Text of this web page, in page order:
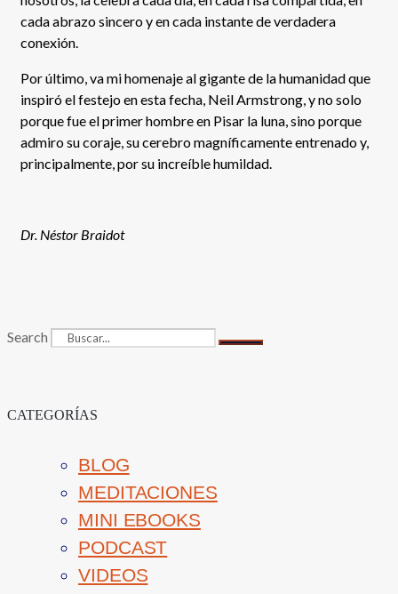
cada abrazo sincero y en cada instante de verdadera
conexión.
Por último, va mi homenaje al gigante de la humanidad que
inspiró el festejo en esta fecha, Neil Armstrong, y no solo
porque fue el primer hombre en Pisar la luna, sino porque
admiro su coraje, su cerebro magníficamente entrenado y,
principalmente, por su increíble humildad.
Dr. Néstor Braidot
Search
CATEGORÍAS
BLOG
MEDITACIONES
MINI EBOOKS
PODCAST
VIDEOS